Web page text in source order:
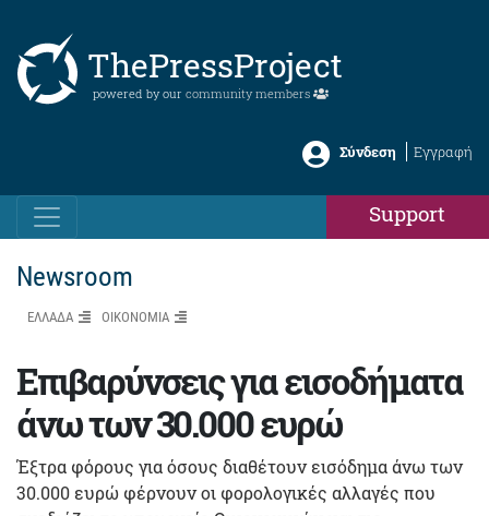
ThePressProject
powered by our community members
Σύνδεση Εγγραφή
Support
Newsroom
ΕΛΛΑΔΑ ΟΙΚΟΝΟΜΙΑ
Επιβαρύνσεις για εισοδήματα
άνω των 30.000 ευρώ
Έξτρα φόρους για όσους διαθέτουν εισόδημα άνω των
30.000 ευρώ φέρνουν οι φορολογικές αλλαγές που